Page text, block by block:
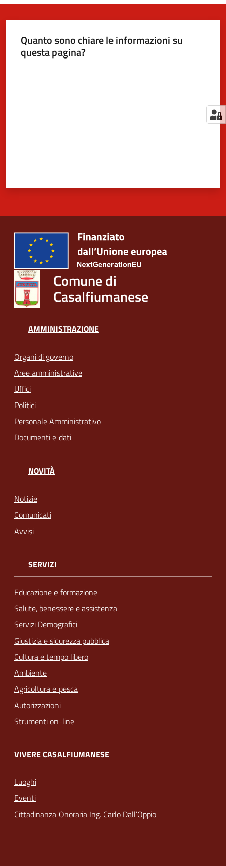
Quanto sono chiare le informazioni su
questa pagina?
Comune di
Casalfiumanese
AMMINISTRAZIONE
Organi di governo
Aree amministrative
Uffici
Politici
Personale Amministrativo
Documenti e dati
NOVITÀ
Notizie
Comunicati
Avvisi
SERVIZI
Educazione e formazione
Salute, benessere e assistenza
Servizi Demografici
Giustizia e sicurezza pubblica
Cultura e tempo libero
Ambiente
Agricoltura e pesca
Autorizzazioni
Strumenti on-line
VIVERE CASALFIUMANESE
Luoghi
Eventi
Cittadinanza Onoraria Ing. Carlo Dall’Oppio